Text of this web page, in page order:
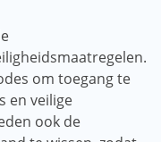
om toegang te
en veilige
ook de